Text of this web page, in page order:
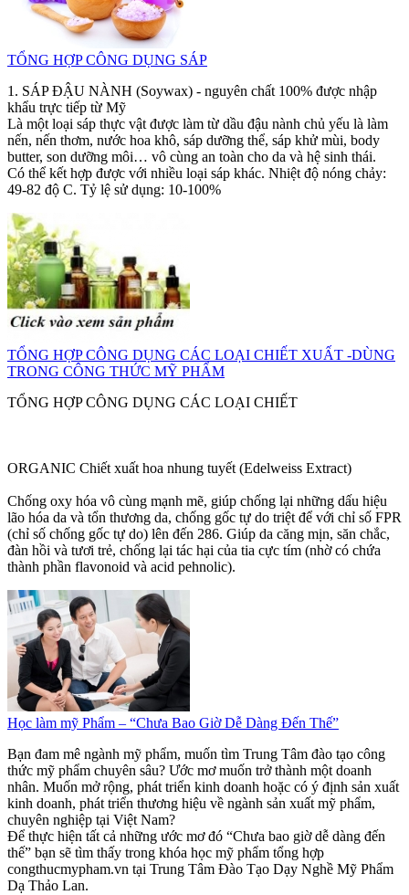
TỔNG HỢP CÔNG DỤNG SÁP
1. SÁP ĐẬU NÀNH (Soywax) - nguyên chất 100% được nhập
khẩu trực tiếp từ Mỹ
Là một loại sáp thực vật được làm từ dầu đậu nành chủ yếu là làm
nến, nến thơm, nước hoa khô, sáp dưỡng thể, sáp khử mùi, body
butter, son dưỡng môi… vô cùng an toàn cho da và hệ sinh thái.
Có thể kết hợp được với nhiều loại sáp khác. Nhiệt độ nóng chảy:
49-82 độ C. Tỷ lệ sử dụng: 10-100%
TỔNG HỢP CÔNG DỤNG CÁC LOẠI CHIẾT XUẤT -DÙNG
TRONG CÔNG THỨC MỸ PHẨM
TỔNG HỢP CÔNG DỤNG CÁC LOẠI CHIẾT
ORGANIC Chiết xuất hoa nhung tuyết (Edelweiss Extract)
Chống oxy hóa vô cùng mạnh mẽ, giúp chống lại những dấu hiệu
lão hóa da và tổn thương da, chống gốc tự do triệt để với chỉ số FPR
(chỉ số chống gốc tự do) lên đến 286. Giúp da căng mịn, săn chắc,
đàn hồi và tươi trẻ, chống lại tác hại của tia cực tím (nhờ có chứa
thành phần flavonoid và acid pehnolic).
Học làm mỹ Phẩm – “Chưa Bao Giờ Dễ Dàng Đến Thế”
Bạn đam mê ngành mỹ phẩm, muốn tìm Trung Tâm đào tạo công
thức mỹ phẩm chuyên sâu? Ước mơ muốn trở thành một doanh
nhân. Muốn mở rộng, phát triển kinh doanh hoặc có ý định sản xuất
kinh doanh, phát triển thương hiệu về ngành sản xuất mỹ phẩm,
chuyên nghiệp tại Việt Nam?
Để thực hiện tất cả những ước mơ đó “Chưa bao giờ dễ dàng đến
thế” bạn sẽ tìm thấy trong khóa học mỹ phẩm tổng hợp
congthucmypham.vn tại Trung Tâm Đào Tạo Dạy Nghề Mỹ Phẩm
Dạ Thảo Lan.